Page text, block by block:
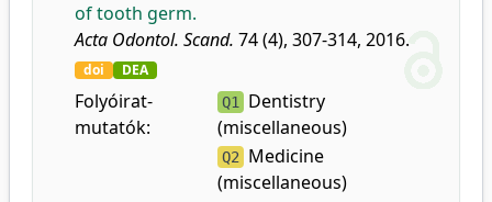
of tooth germ.
Acta Odontol. Scand. 74 (4), 307-314, 2016.
doi DEA
Folyóirat-
mutatók:
Q1 Dentistry
(miscellaneous)
Q2 Medicine
(miscellaneous)